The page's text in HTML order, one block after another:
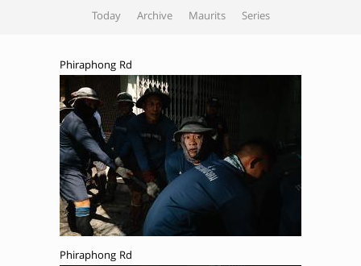
Today Archive Maurits Series
Phiraphong Rd
Phiraphong Rd